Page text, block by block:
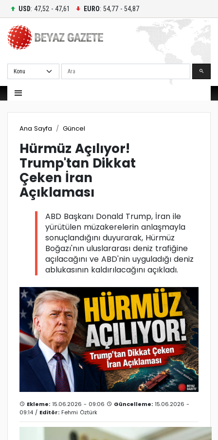
USD: 47,52 - 47,61 EURO: 54,77 - 54,87
Ara
Ana Sayfa Güncel
Hürmüz Açılıyor!
Trump'tan Dikkat
Çeken İran
Açıklaması
ABD Başkanı Donald Trump, İran ile
yürütülen müzakerelerin anlaşmayla
sonuçlandığını duyurarak, Hürmüz
Boğazı'nın uluslararası deniz trafiğine
açılacağını ve ABD'nin uyguladığı deniz
ablukasının kaldırılacağını açıkladı.
Ekleme: 15.06.2026 - 09:06 Güncelleme: 15.06.2026 -
09:14 / Editör: Fehmi Öztürk